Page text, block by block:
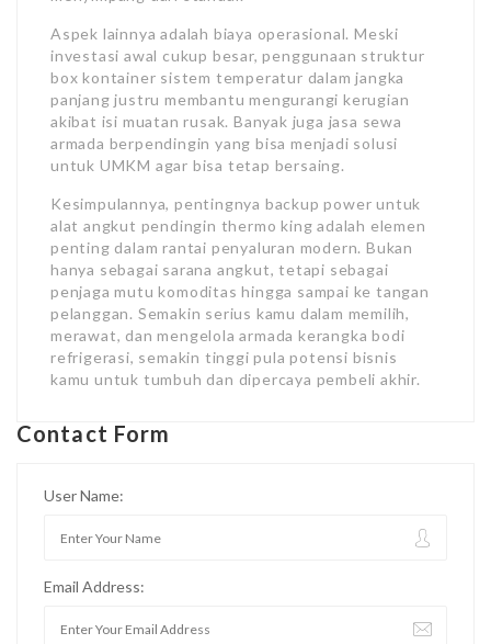
Aspek lainnya adalah biaya operasional. Meski
investasi awal cukup besar, penggunaan struktur
box kontainer sistem temperatur dalam jangka
panjang justru membantu mengurangi kerugian
akibat isi muatan rusak. Banyak juga jasa sewa
armada berpendingin yang bisa menjadi solusi
untuk UMKM agar bisa tetap bersaing.
Kesimpulannya, pentingnya backup power untuk
alat angkut pendingin thermo king adalah elemen
penting dalam rantai penyaluran modern. Bukan
hanya sebagai sarana angkut, tetapi sebagai
penjaga mutu komoditas hingga sampai ke tangan
pelanggan. Semakin serius kamu dalam memilih,
merawat, dan mengelola armada kerangka bodi
refrigerasi, semakin tinggi pula potensi bisnis
kamu untuk tumbuh dan dipercaya pembeli akhir.
Contact Form
User Name:
Email Address: